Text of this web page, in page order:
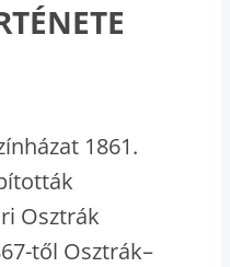
1861.
Osztrák
től Osztrák–